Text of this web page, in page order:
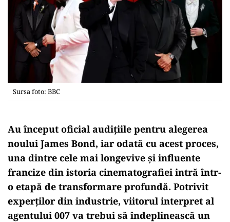
Sursa foto: BBC
Au început oficial audițiile pentru alegerea
noului James Bond, iar odată cu acest proces,
una dintre cele mai longevive și influente
francize din istoria cinematografiei intră într-
o etapă de transformare profundă. Potrivit
experților din industrie, viitorul interpret al
agentului 007 va trebui să îndeplinească un